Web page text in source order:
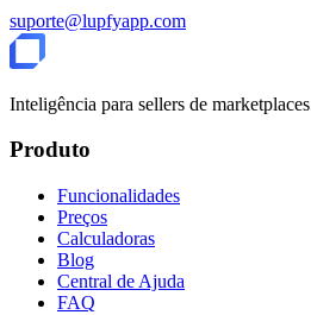
suporte@lupfyapp.com
Inteligência para sellers de
Produto
Funcionalidades
Preços
Calculadoras
Blog
Central de Ajuda
FAQ